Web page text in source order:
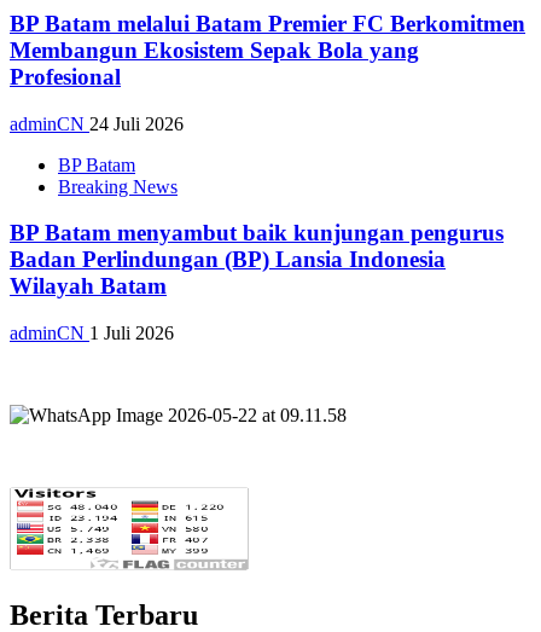
BP Batam melalui Batam Premier FC Berkomitmen
Membangun Ekosistem Sepak Bola yang
Profesional
adminCN 24 Juli 2026
BP Batam
Breaking News
BP Batam menyambut baik kunjungan pengurus
Badan Perlindungan (BP) Lansia Indonesia
Wilayah Batam
adminCN 1 Juli 2026
Berita Terbaru